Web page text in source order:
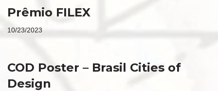
Prêmio FILEX
10/23/2023
COD Poster – Brasil Cities of
Design